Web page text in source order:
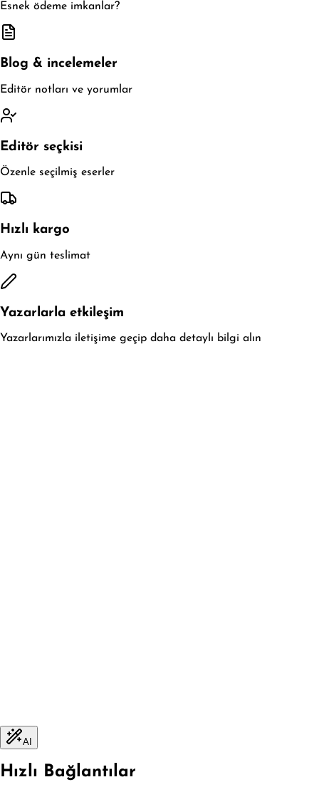
Esnek ödeme imkanlar?
Blog & incelemeler
Editör notları ve yorumlar
Editör seçkisi
Özenle seçilmiş eserler
Hızlı kargo
Aynı gün teslimat
Yazarlarla etkileşim
Yazarlarımızla iletişime geçip daha detaylı bilgi alın
AI
Hızlı Bağlantılar